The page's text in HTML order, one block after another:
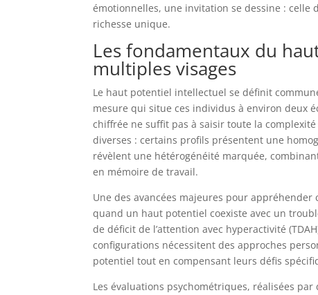
émotionnelles, une invitation se dessine : celle
richesse unique.
Les fondamentaux du
multiples visages
Le haut potentiel intellectuel se définit
mesure qui situe ces individus à environ deux
chiffrée ne suffit pas à saisir toute la
diverses : certains profils présentent une
révèlent une hétérogénéité marquée,
en mémoire de travail.
Une des avancées majeures pour
quand un haut potentiel coexiste avec un
de déficit de l’attention avec hyperactivité
configurations nécessitent des approches
potentiel tout en compensant leurs défis
Les évaluations psychométriques, réalisées par